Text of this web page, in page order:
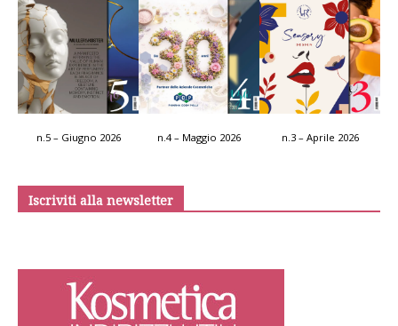
n.5 – Giugno 2026 n.4 – Maggio 2026 n.3 – Aprile 2026
Iscriviti alla newsletter